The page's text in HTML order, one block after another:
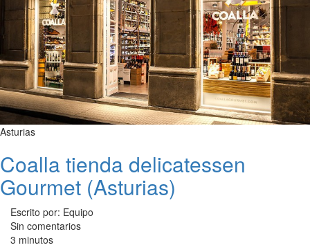
Asturias
Coalla tienda delicatessen
Gourmet (Asturias)
Escrito por: Equipo
Sin comentarios
3 minutos